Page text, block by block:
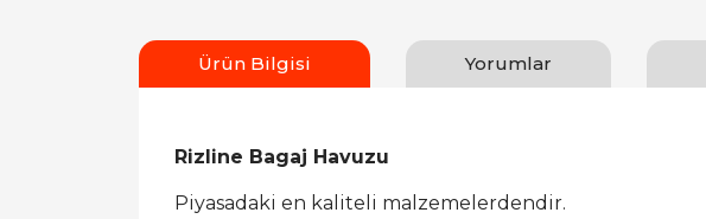
Ürün Bilgisi Yorumlar
Rizline Bagaj Havuzu
Piyasadaki en kaliteli malzemelerdendir.